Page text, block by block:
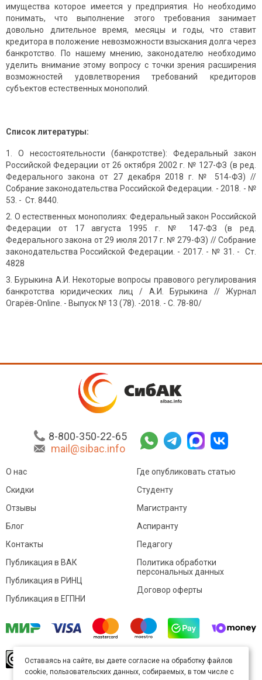
имущества которое имеется у предприятия. Но необходимо
понимать, что выполнение этого требования занимает
довольно длительное время, месяцы и годы, что ставит
кредитора в положение невозможности взыскания долга через
банкротство. По нашему мнению, законодателю необходимо
уделить внимание этому вопросу с точки зрения расширения
возможностей удовлетворения требований кредиторов
субъектов естественных монополий.
Список литературы:
О несостоятельности (банкротстве): Федеральный закон
Российской Федерации от 26 октября 2002 г. № 127-ФЗ (в ред.
Федерального закона от 27 декабря 2018 г. № 514-ФЗ) //
Собрание законодательства Российской Федерации. - 2018. - №
53. - Ст. 8440.
О естественных монополиях: Федеральный закон Российской
Федерации от 17 августа 1995 г. № 147-ФЗ (в ред.
Федерального закона от 29 июля 2017 г. № 279-ФЗ) // Собрание
законодательства Российской Федерации. - 2017. - № 31. - Ст.
4828
Бурыкина А.И. Некоторые вопросы правового регулирования
банкротства юридических лиц / А.И. Бурыкина // Журнал
Огарёв-Online. - Выпуск № 13 (78). -2018. - С. 78-80/
8-800-350-22-65
mail@sibac.info
О нас
Скидки
Отзывы
Блог
Контакты
Где опубликовать статью
Студенту
Магистранту
Аспиранту
Педагогу
Публикация в ВАК
Публикация в РИНЦ
Публикация в ЕГПНИ
Политика обработки
персональных данных
Договор оферты
произведение доступно полицензии Creative
Commons «Attribution» («Атрибуция») 4.0
Оставаясь на сайте, вы даете согласие на обработку файлов
cookie, пользовательских данных, собираемых, в том числе с